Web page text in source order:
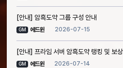
[안내] 암흑도약 그룹 구성 안내
GM 에드윈 2026-07-15
[안내] 프라임 서버 암흑도약 랭킹 및 보
GM 에드윈 2026-07-14